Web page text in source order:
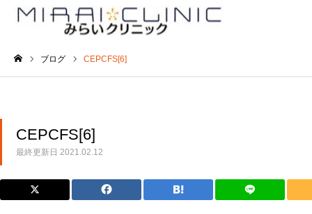
ブログ CEPCFS[6]
CEPCFS[6]
最終更新日 2021.02.12